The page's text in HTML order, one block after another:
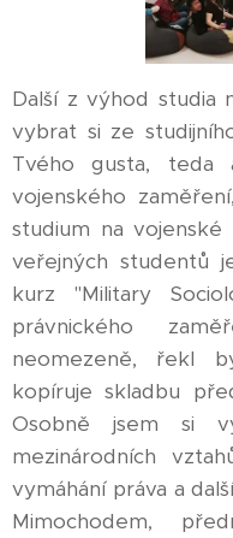
Další z výhod studia
vybrat si ze
Tvého gusta,
vojenského
studium na
veřejných studentů
kurz "Military
právnického
neomezeně, řekl
kopíruje skladbu
Osobně jsem si
mezinárodních
vymáhání práva a
Mimochodem,